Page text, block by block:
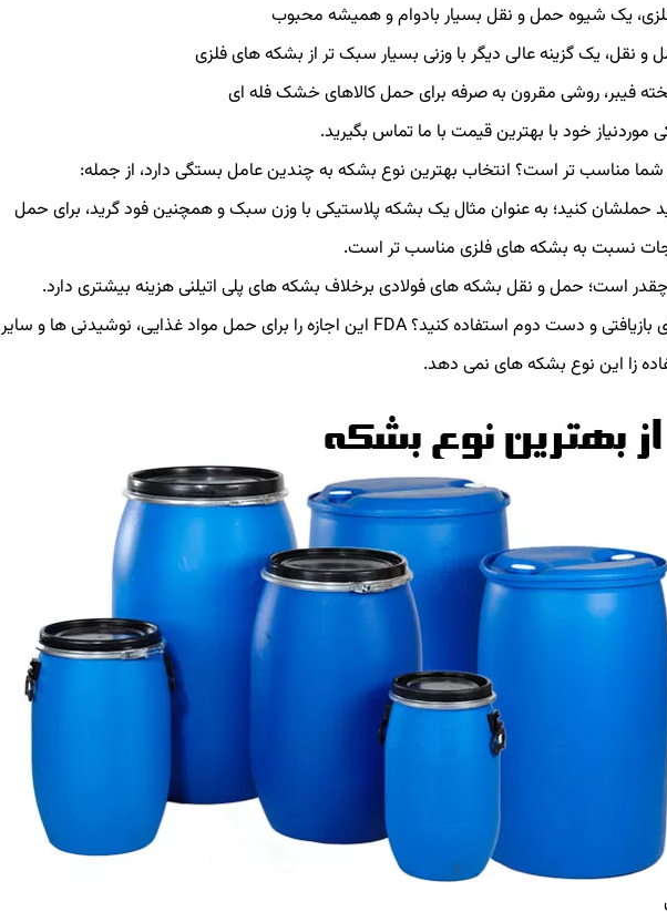
یک شیوه حمل و نقل بسیار بادوام و همیشه محبوب
نقل، یک گزینه عالی دیگر با وزنی بسیار سبک تر از بشکه های فلزی
فیبر، روشی مقرون به صرفه برای حمل کالاهای خشک فله ای
موردنیاز خود با بهترین قیمت با ما تماس بگیرید.
شما مناسب تر است؟ انتخاب بهترین نوع بشکه به چندین عامل بستگی دارد، از جمله:
حملشان کنید؛ به عنوان مثال یک بشکه پلاستیکی با وزن سبک و همچنین فود گرید، برای حمل
جات نسبت به بشکه های فلزی مناسب تر است.
است؛ حمل و نقل بشکه های فولادی برخلاف بشکه های پلی اتیلنی هزینه بیشتری دارد.
آیا می توانید از بشکه های بازیافتی و دست دوم استفاده کنید؟ FDA این اجازه را برای حمل مواد غذایی، نوشیدنی ها و سایر
زا این نوع بشکه های نمی دهد.